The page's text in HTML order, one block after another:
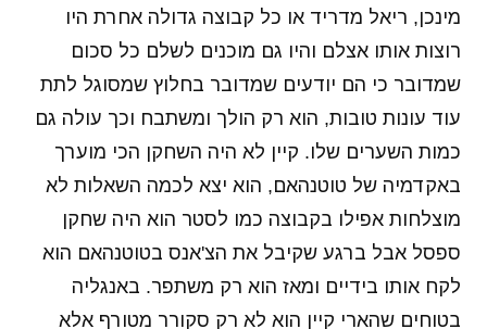
מינכן, ריאל מדריד או כל קבוצה גדולה אחרת היו
רוצות אותו אצלם והיו גם מוכנים לשלם כל סכום
שמדובר כי הם יודעים שמדובר בחלוץ שמסוגל לתת
עוד עונות טובות, הוא רק הולך ומשתבח וכך עולה גם
כמות השערים שלו. קיין לא היה השחקן הכי מוערך
באקדמיה של טוטנהאם, הוא יצא לכמה השאלות לא
מוצלחות אפילו בקבוצה כמו לסטר הוא היה שחקן
ספסל אבל ברגע שקיבל את הצ'אנס בטוטנהאם הוא
לקח אותו בידיים ומאז הוא רק משתפר. באנגליה
בטוחים שהארי קיין הוא לא רק סקורר מטורף אלא